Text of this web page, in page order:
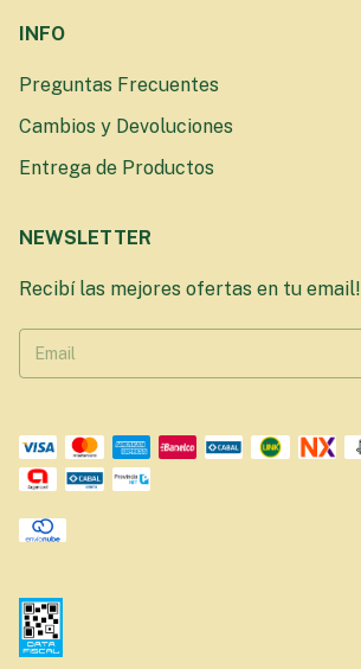
INFO
Preguntas Frecuentes
Cambios y Devoluciones
Entrega de Productos
NEWSLETTER
Recibí las mejores ofertas en tu email!